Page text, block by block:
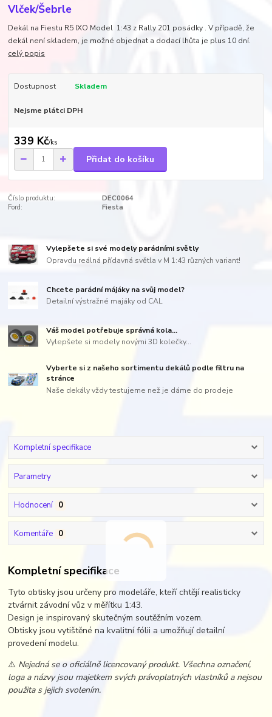
Vlček/Šebrle
Dekál na Fiestu R5 IXO Model 1:43 z Rally 201 posádky . V případě, že
dekál není skladem, je možné objednat a dodací lhůta je plus 10 dní.
celý popis
Dostupnost Skladem
Nejsme plátci DPH
339 Kč/ks
Přidat do košíku
Číslo produktu:
DEC0064
Ford:
Fiesta
Vylepšete si své modely parádními světly
Opravdu reálná přídavná světla v M 1:43 různých variant!
Chcete parádní májáky na svůj model?
Detailní výstražné majáky od CAL
Váš model potřebuje správná kola...
Vylepšete si modely novými 3D kolečky...
Vyberte si z našeho sortimentu dekálů podle filtru na
stránce
Naše dekály vždy testujeme než je dáme do prodeje
Kompletní specifikace
Parametry
Hodnocení 0
Komentáře 0
Kompletní specifikace
Tyto obtisky jsou určeny pro modeláře, kteří chtějí realisticky
ztvárnit závodní vůz v měřítku 1:43.
Design je inspirovaný skutečným soutěžním vozem.
Obtisky jsou vytištěné na kvalitní fólii a umožňují detailní
provedení modelu.
⚠️ Nejedná se o oficiálně licencovaný produkt. Všechna označení,
loga a názvy jsou majetkem svých právoplatných vlastníků a nejsou
použita s jejich svolením.